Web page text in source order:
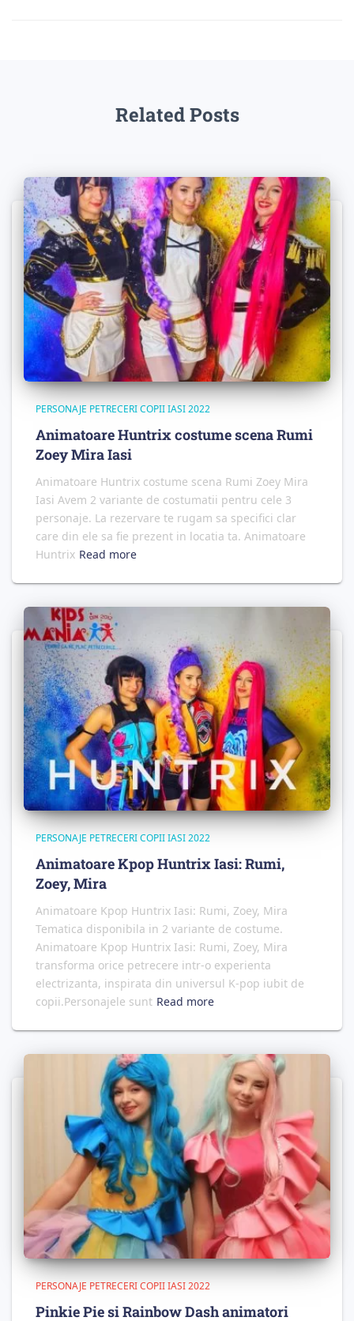
Related Posts
PERSONAJE PETRECERI COPII IASI 2022
Animatoare Huntrix costume scena Rumi
Zoey Mira Iasi
Animatoare Huntrix costume scena Rumi Zoey Mira
Iasi Avem 2 variante de costumatii pentru cele 3
personaje. La rezervare te rugam sa specifici clar
care din ele sa fie prezent in locatia ta. Animatoare
Huntrix Read more
PERSONAJE PETRECERI COPII IASI 2022
Animatoare Kpop Huntrix Iasi: Rumi,
Zoey, Mira
Animatoare Kpop Huntrix Iasi: Rumi, Zoey, Mira
Tematica disponibila in 2 variante de costume.
Animatoare Kpop Huntrix Iasi: Rumi, Zoey, Mira
transforma orice petrecere intr-o experienta
electrizanta, inspirata din universul K-pop iubit de
copii.Personajele sunt Read more
PERSONAJE PETRECERI COPII IASI 2022
Pinkie Pie si Rainbow Dash animatori